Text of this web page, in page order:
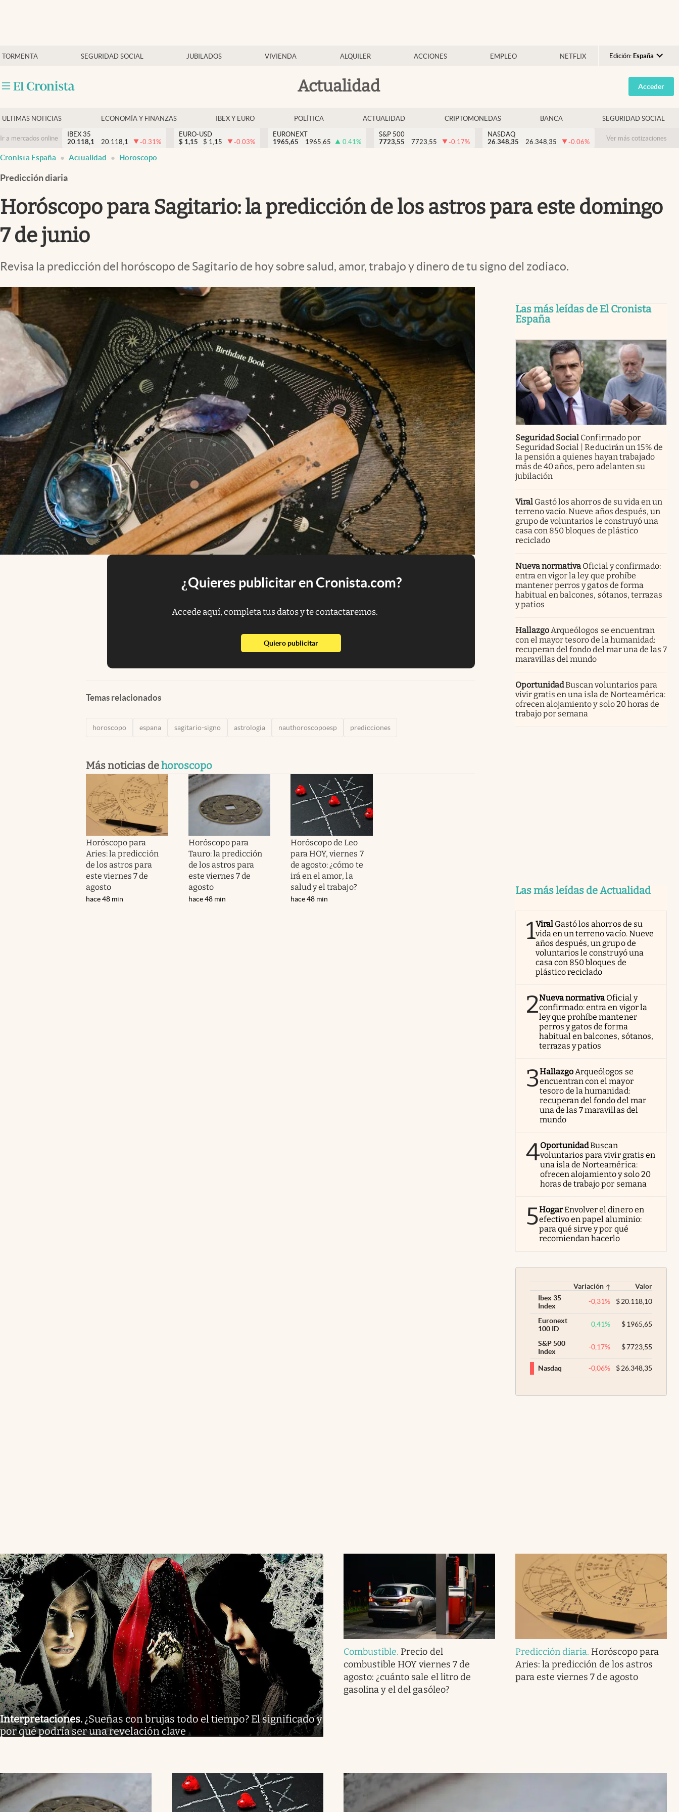
TORMENTA SEGURIDAD SOCIAL JUBILADOS VIVIENDA ALQUILER ACCIONES EMPLEO NETFLIX Edición: España
Argentina
España
USA
Colombia
Actualidad
Economía y finanzas
Criptomonedas
Acceder
ULTIMAS NOTICIAS ECONOMÍA Y FINANZAS IBEX Y EURO POLÍTICA ACTUALIDAD CRIPTOMONEDAS BANCA SEGURIDAD SOCIAL
Ir a mercados online
IBEX 35
20.118,1
20.118,1 -0.31%
EURO-USD
$ 1,15 $ 1,15 -0.03%
EURONEXT
1965,65
1965,65 0.41%
S&P 500
7723,55
7723,55 -0.17%
NASDAQ
26.348,35
26.348,35 -0.06% Ver más cotizaciones
Cronista España Actualidad Horoscopo
Predicción diaria
Horóscopo para Sagitario: la predicción de los astros para este domingo
7 de junio
Revisa la predicción del horóscopo de Sagitario de hoy sobre salud, amor, trabajo y dinero de tu signo del zodiaco.
¿Quieres publicitar en Cronista.com?
Accede aquí, completa tus datos y te contactaremos.
Quiero publicitarabre en nueva pestaña
Temas relacionados
horoscopo espana sagitario-signo astrologia nauthoroscopoesp predicciones
Más noticias dehoroscopo
Horóscopo para
Aries: la predicción
de los astros para
este viernes 7 de
agosto
hace 48 min
Horóscopo para
Tauro: la predicción
de los astros para
este viernes 7 de
agosto
hace 48 min
Horóscopo de Leo
para HOY, viernes 7
de agosto: ¿cómo te
irá en el amor, la
salud y el trabajo?
hace 48 min
Las más leídas de El Cronista
España
Seguridad Social Confirmado por
Seguridad Social | Reducirán un 15% de
la pensión a quienes hayan trabajado
más de 40 años, pero adelanten su
jubilación
Viral Gastó los ahorros de su vida en un
terreno vacío. Nueve años después, un
grupo de voluntarios le construyó una
casa con 850 bloques de plástico
reciclado
Nueva normativa Oficial y confirmado:
entra en vigor la ley que prohíbe
mantener perros y gatos de forma
habitual en balcones, sótanos, terrazas
y patios
HallazgoArqueólogos se encuentran
con el mayor tesoro de la humanidad:
recuperan del fondo del mar una de las 7
maravillas del mundo
OportunidadBuscan voluntarios para
vivir gratis en una isla de Norteamérica:
ofrecen alojamiento y solo 20 horas de
trabajo por semana
Las más leídas de Actualidad
1Viral Gastó los ahorros de su
vida en un terreno vacío. Nueve
años después, un grupo de
voluntarios le construyó una
casa con 850 bloques de
plástico reciclado
2Nueva normativa Oficial y
confirmado: entra en vigor la
ley que prohíbe mantener
perros y gatos de forma
habitual en balcones, sótanos,
terrazas y patios
3HallazgoArqueólogos se
encuentran con el mayor
tesoro de la humanidad:
recuperan del fondo del mar
una de las 7 maravillas del
mundo
4OportunidadBuscan
voluntarios para vivir gratis en
una isla de Norteamérica:
ofrecen alojamiento y solo 20
horas de trabajo por semana
5HogarEnvolver el dinero en
efectivo en papel aluminio:
para qué sirve y por qué
recomiendan hacerlo
Variación
Valor
Ibex 35
Index
-0,31% $20.118,10
Euronext
100 ID
0,41% $1965,65
S&P 500
Index
-0,17% $7723,55
Nasdaq -0,06% $26.348,35
Interpretaciones. ¿Sueñas con brujas todo el tiempo? El significado y
por qué podría ser una revelación clave
Combustible. Precio del
combustible HOY viernes 7 de
agosto: ¿cuánto sale el litro de
gasolina y el del gasóleo?
Predicción diaria. Horóscopo para
Aries: la predicción de los astros
para este viernes 7 de agosto